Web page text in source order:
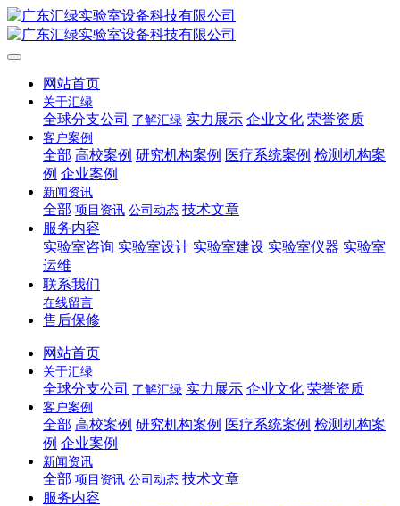
网站首页
关于汇绿
全球分支公司 了解汇绿 实力展示 企业文化 荣誉资质
客户案例
全部 高校案例 研究机构案例 医疗系统案例 检测机构案
例 企业案例
新闻资讯
全部 项目资讯 公司动态 技术文章
服务内容
实验室咨询 实验室设计 实验室建设 实验室仪器 实验室
运维
联系我们
在线留言
售后保修
网站首页
关于汇绿
全球分支公司 了解汇绿 实力展示 企业文化 荣誉资质
客户案例
全部 高校案例 研究机构案例 医疗系统案例 检测机构案
例 企业案例
新闻资讯
全部 项目资讯 公司动态 技术文章
服务内容